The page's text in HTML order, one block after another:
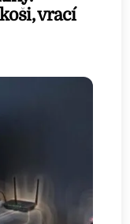
vrací